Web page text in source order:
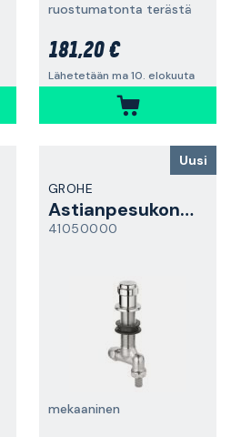
ruostumatonta terästä
181,20 €
Lähetetään ma 10. elokuuta
Uusi
GROHE
Astianpesukoneliitäntä
41050000
mekaaninen